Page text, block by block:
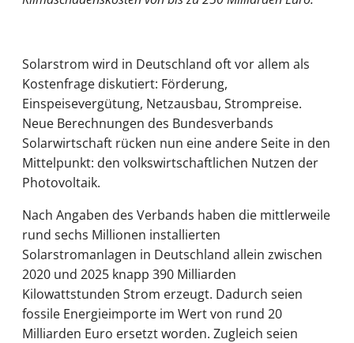
Solarstrom wird in Deutschland oft vor allem als
Kostenfrage diskutiert: Förderung,
Einspeisevergütung, Netzausbau, Strompreise.
Neue Berechnungen des Bundesverbands
Solarwirtschaft rücken nun eine andere Seite in den
Mittelpunkt: den volkswirtschaftlichen Nutzen der
Photovoltaik.
Nach Angaben des Verbands haben die mittlerweile
rund sechs Millionen installierten
Solarstromanlagen in Deutschland allein zwischen
2020 und 2025 knapp 390 Milliarden
Kilowattstunden Strom erzeugt. Dadurch seien
fossile Energieimporte im Wert von rund 20
Milliarden Euro ersetzt worden. Zugleich seien